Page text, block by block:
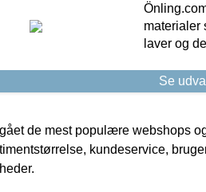
materialer
laver og
Se
de mest populære webshops
kundeservice,